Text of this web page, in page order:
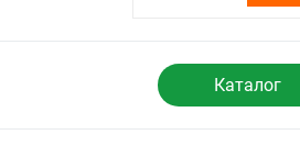
Каталог